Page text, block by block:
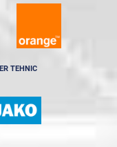
TEHNIC